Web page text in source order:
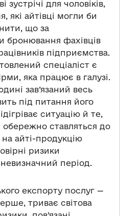
зустрічі для чоловіків,
які айтівці могли би
що за
бронювання фахівців
підприємства.
спеціаліст є
яка працює в галузі.
зав’язаний весь
під питання його
ситуацію й те,
ставляться до
айті-продукцію
ризики
період.
експорту послуг —
триває світова